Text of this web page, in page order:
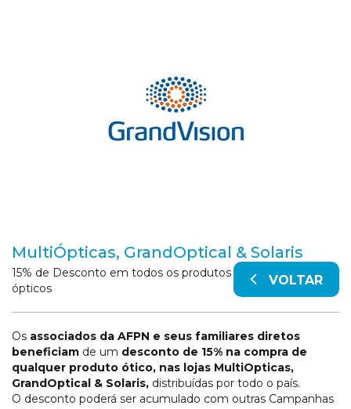
MultiÓpticas, GrandOptical & Solaris
VOLTAR
15% de Desconto em todos os produtos
ópticos
Os associados da AFPN e seus familiares diretos
beneficiam de um desconto de 15% na compra de
qualquer produto ótico, nas lojas MultiOpticas,
GrandOptical & Solaris, distribuídas por todo o país.
O desconto poderá ser acumulado com outras Campanhas